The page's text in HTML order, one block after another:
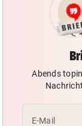
Abends
E-Mail